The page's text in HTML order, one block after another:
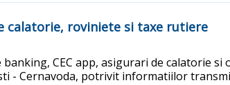
calatorie, roviniete si taxe rutiere
CEC app, asigurari de calatorie si
- Cernavoda, potrivit informatiilor